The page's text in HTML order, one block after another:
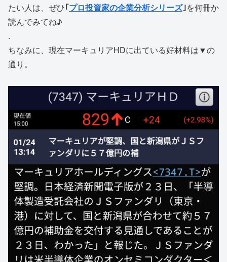
たい人は、ぜひ｢プロ投資家の企業分析シリーズ｣を何冊か
読んでみてね♪
.
ちなみに、現在マーキュリアHDに出ている好材料は▼の
通り。